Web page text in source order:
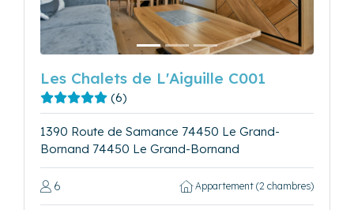
Les Chalets de L'Aiguille C001
(6)
1390 Route de Samance 74450 Le Grand-
Bornand 74450 Le Grand-Bornand
6 Appartement (2 chambres)